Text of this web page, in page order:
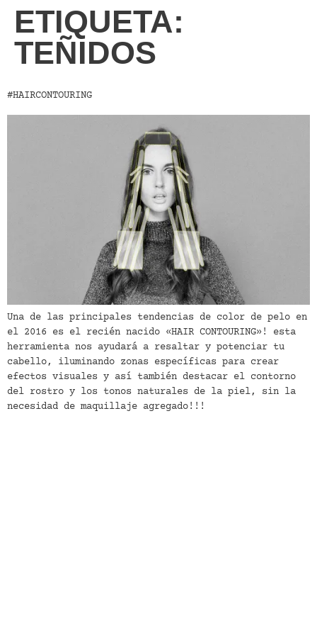
ETIQUETA:
TEÑIDOS
#HAIRCONTOURING
Una de las principales tendencias de color de pelo en
el 2016 es el recién nacido «HAIR CONTOURING»! esta
herramienta nos ayudará a resaltar y potenciar tu
cabello, iluminando zonas específicas para crear
efectos visuales y así también destacar el contorno
del rostro y los tonos naturales de la piel, sin la
necesidad de maquillaje agregado!!!